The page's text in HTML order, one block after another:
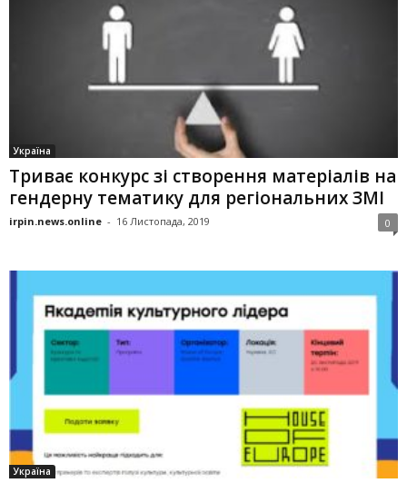
Україна
Триває конкурс зі створення матеріалів на
гендерну тематику для регіональних ЗМІ
irpin.news.online - 16 Листопада, 2019 0
Україна